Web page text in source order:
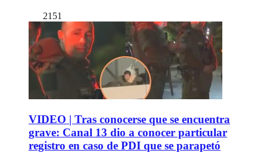
2151
VIDEO | Tras conocerse que se encuentra
grave: Canal 13 dio a conocer particular
registro en caso de PDI que se parapetó